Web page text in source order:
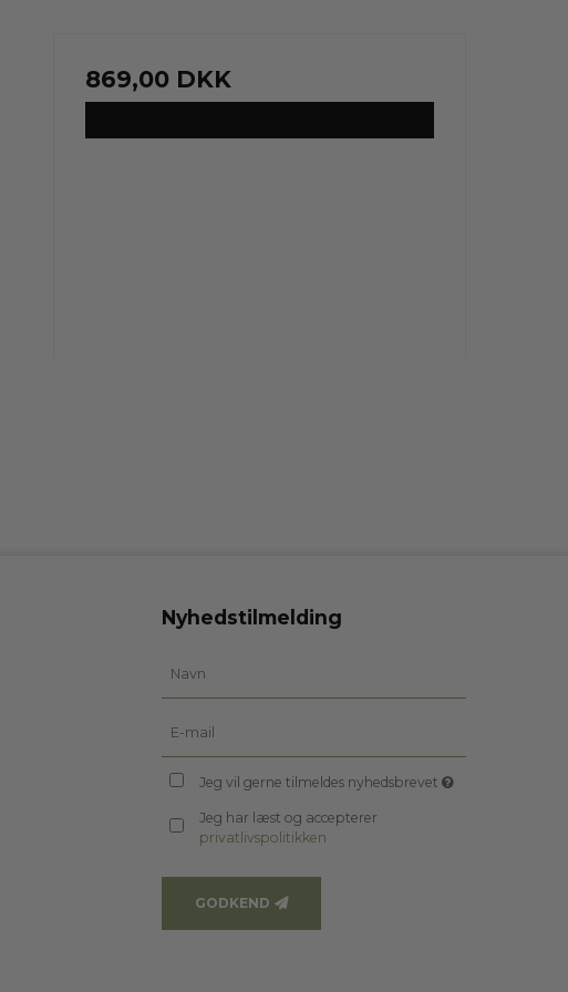
869,00 DKK
Nyhedstilmelding
Jeg vil gerne tilmeldes nyhedsbrevet
Jeg har læst og accepterer
privatlivspolitikken
GODKEND